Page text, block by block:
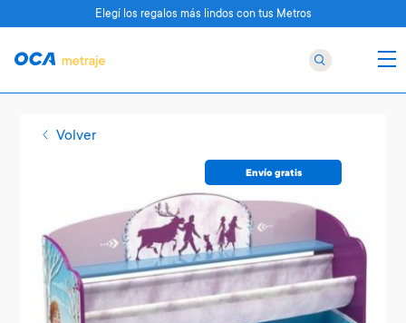
Volver
Envío gratis
Elegí los regalos más lindos con tus Metros